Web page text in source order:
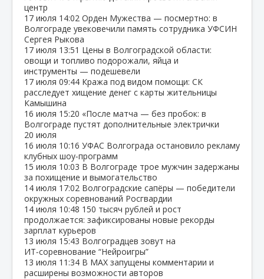
центр
17 июля 14:02 Орден Мужества — посмертно: в
Волгограде увековечили память сотрудника УФСИН
Сергея Рыкова
17 июля 13:51 Цены в Волгоградской области:
овощи и топливо подорожали, яйца и
инструменты — подешевели
17 июля 09:44 Кража под видом помощи: СК
расследует хищение денег с карты жительницы
Камышина
16 июля 15:20 «После матча — без пробок: в
Волгограде пустят дополнительные электрички
20 июля
16 июля 10:16 УФАС Волгограда остановило рекламу
клубных шоу‑программ
15 июля 10:03 В Волгограде трое мужчин задержаны
за похищение и вымогательство
14 июля 17:02 Волгоградские сапёры — победители
окружных соревнований Росгвардии
14 июля 10:48 150 тысяч рублей и рост
продолжается: зафиксированы новые рекорды
зарплат курьеров
13 июля 15:43 Волгоградцев зовут на
ИТ‑соревнование “Нейроигры”
13 июля 11:34 В МАХ запущены комментарии и
расширены возможности авторов